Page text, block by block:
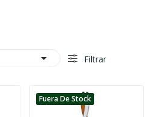
 Filtrar
Fuera De Stock